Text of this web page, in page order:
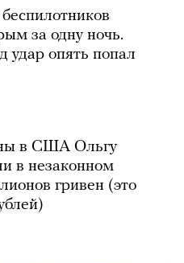
за одну ночь.
удар опять попал
в США Ольгу
в незаконном
гривен (это